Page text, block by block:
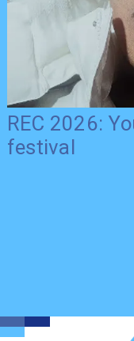
REC 2026:
festival